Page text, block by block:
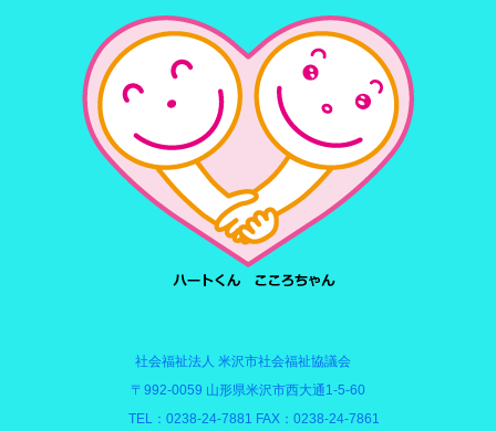
社会福祉法人 米沢市社会福祉協議会
〒992-0059 山形県米沢市西大通1-5-60
TEL：0238-24-7881 FAX：0238-24-7861